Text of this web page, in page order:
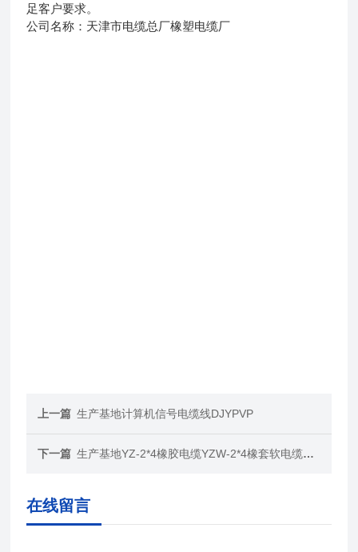
足客户要求。
公司名称：天津市电缆总厂橡塑电缆厂
上一篇 生产基地计算机信号电缆线DJYPVP
下一篇 生产基地YZ-2*4橡胶电缆YZW-2*4橡套软电缆价格
在线留言